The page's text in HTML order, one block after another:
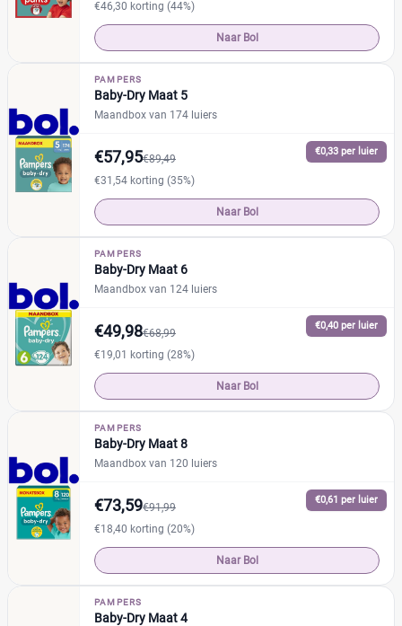
€46,30 korting (44%)
Naar Bol
PAMPERS
Baby-Dry Maat 5
Maandbox van 174 luiers
€0,33 per luier
€57,95€89,49
€31,54 korting (35%)
Naar Bol
PAMPERS
Baby-Dry Maat 6
Maandbox van 124 luiers
€0,40 per luier
€49,98€68,99
€19,01 korting (28%)
Naar Bol
PAMPERS
Baby-Dry Maat 8
Maandbox van 120 luiers
€0,61 per luier
€73,59€91,99
€18,40 korting (20%)
Naar Bol
PAMPERS
Baby-Dry Maat 4